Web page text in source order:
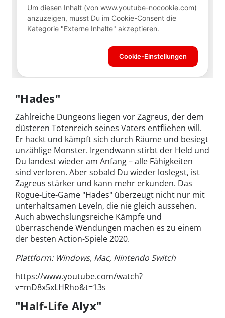
"Hades"
Zahlreiche Dungeons liegen vor Zagreus, der dem
düsteren Totenreich seines Vaters entfliehen will.
Er hackt und kämpft sich durch Räume und besiegt
unzählige Monster. Irgendwann stirbt der Held und
Du landest wieder am Anfang – alle Fähigkeiten
sind verloren. Aber sobald Du wieder loslegst, ist
Zagreus stärker und kann mehr erkunden. Das
Rogue-Lite-Game "Hades" überzeugt nicht nur mit
unterhaltsamen Leveln, die nie gleich aussehen.
Auch abwechslungsreiche Kämpfe und
überraschende Wendungen machen es zu einem
der besten Action-Spiele 2020.
Plattform: Windows, Mac, Nintendo Switch
https://www.youtube.com/watch?
v=mD8x5xLHRho&t=13s
"Half-Life Alyx"